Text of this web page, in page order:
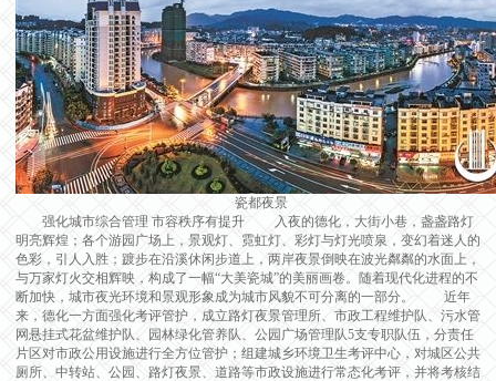
瓷都夜景
强化城市综合管理 市容秩序有提升 入夜的德化，大街小巷，盏盏路灯
明亮辉煌；各个游园广场上，景观灯、霓虹灯、彩灯与灯光喷泉，变幻着迷人的
色彩，引人入胜；踱步在沿溪休闲步道上，两岸夜景倒映在波光粼粼的水面上，
与万家灯火交相辉映，构成了一幅“大美瓷城”的美丽画卷。随着现代化进程的不
断加快，城市夜光环境和景观形象成为城市风貌不可分离的一部分。 近年
来，德化一方面强化考评管护，成立路灯夜景管理所、市政工程维护队、污水管
网悬挂式花盆维护队、园林绿化管养队、公园广场管理队5支专职队伍，分责任
片区对市政公用设施进行全方位管护；组建城乡环境卫生考评中心，对城区公共
厕所、中转站、公园、路灯夜景、道路等市政设施进行常态化考评，并将考核结